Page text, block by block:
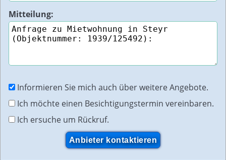
Mitteilung:
Informieren Sie mich auch über weitere Angebote.
Ich möchte einen Besichtigungstermin vereinbaren.
Ich ersuche um Rückruf.